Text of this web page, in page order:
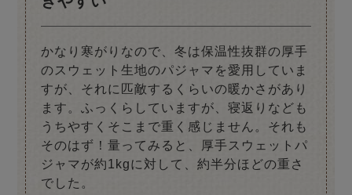
かなり寒がりなので、冬は保温性抜群の厚手
のスウェット生地のパジャマを愛用していま
すが、それに匹敵するくらいの暖かさがあり
ます。ふっくらしていますが、寝返りなども
うちやすくそこまで重く感じません。それも
そのはず！量ってみると、厚手スウェットパ
ジャマが約1kgに対して、約半分ほどの重さ
でした。